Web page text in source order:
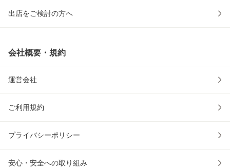
出店をご検討の方へ
会社概要・規約
運営会社
ご利用規約
プライバシーポリシー
安心・安全への取り組み